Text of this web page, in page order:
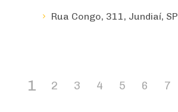
Rua Congo, 311, Jundiaí, SP
1 2 3 4 5 6 7